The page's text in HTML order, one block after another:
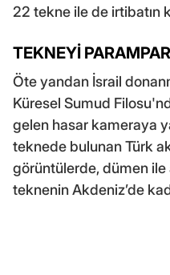
22 tekne ile de irtibatın
TEKNEYİ
Öte yandan İsrail
Küresel Sumud
gelen hasar kameraya
teknede bulunan Türk
görüntülerde, dümen ile
teknenin Akdeniz’de